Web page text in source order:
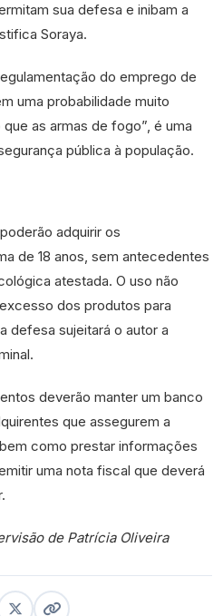
sua defesa e inibam a
Soraya.
do emprego de
uma probabilidade muito
as armas de fogo”, é uma
pública à população.
adquirir os
de 18 anos, sem antecedentes
atestada. O uso não
dos produtos para
defesa sujeitará o autor a
deverão manter um banco
que assegurem a
como prestar informações
uma nota fiscal que deverá
de Patrícia Oliveira